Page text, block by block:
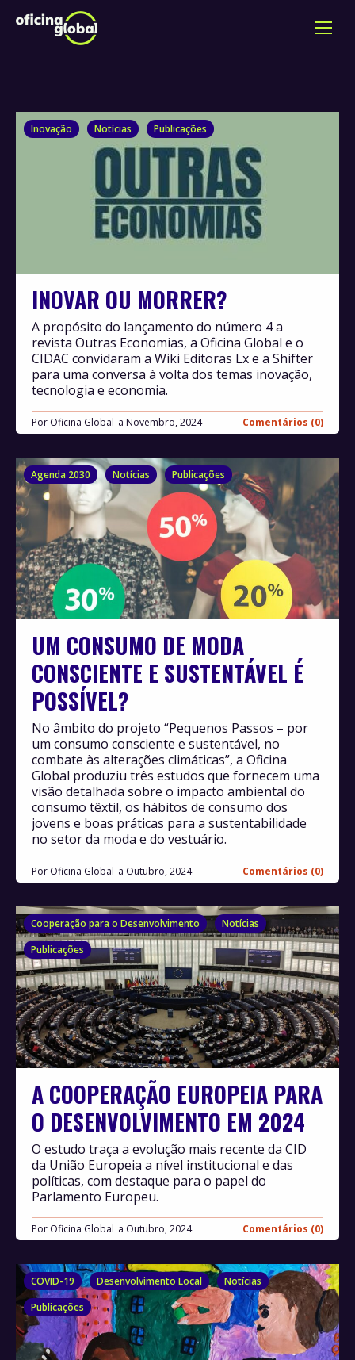
Inovação Notícias Publicações
INOVAR OU MORRER?
Por Oficina Global Novembro, 2024 Comentários (0)
A propósito do lançamento do número 4 a
revista Outras Economias, a Oficina Global e o
CIDAC convidaram a Wiki Editoras Lx e a Shifter
para uma conversa à volta dos temas inovação,
tecnologia e economia.
Agenda 2030 Notícias Publicações
UM CONSUMO DE MODA
CONSCIENTE E SUSTENTÁVEL É
POSSÍVEL?
Por Oficina Global Outubro, 2024 Comentários (0)
No âmbito do projeto “Pequenos Passos – por
um consumo consciente e sustentável, no
combate às alterações climáticas”, a Oficina
Global produziu três estudos que fornecem uma
visão detalhada sobre o impacto ambiental do
consumo têxtil, os hábitos de consumo dos
jovens e boas práticas para a sustentabilidade
no setor da moda e do vestuário.
Cooperação para o Desenvolvimento
Notícias
Publicações
A COOPERAÇÃO EUROPEIA PARA
O DESENVOLVIMENTO EM 2024
Por Oficina Global Outubro, 2024 Comentários (0)
O estudo traça a evolução mais recente da CID
da União Europeia a nível institucional e das
políticas, com destaque para o papel do
Parlamento Europeu.
COVID-19 Desenvolvimento Local
Notícias
Publicações